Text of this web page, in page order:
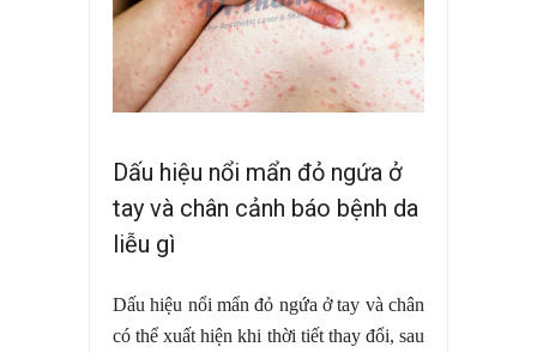
Dấu hiệu nổi mẩn đỏ ngứa ở
tay và chân cảnh báo bệnh da
liễu gì
Dấu hiệu nổi mẩn đỏ ngứa ở tay và chân
có thể xuất hiện khi thời tiết thay đổi, sau